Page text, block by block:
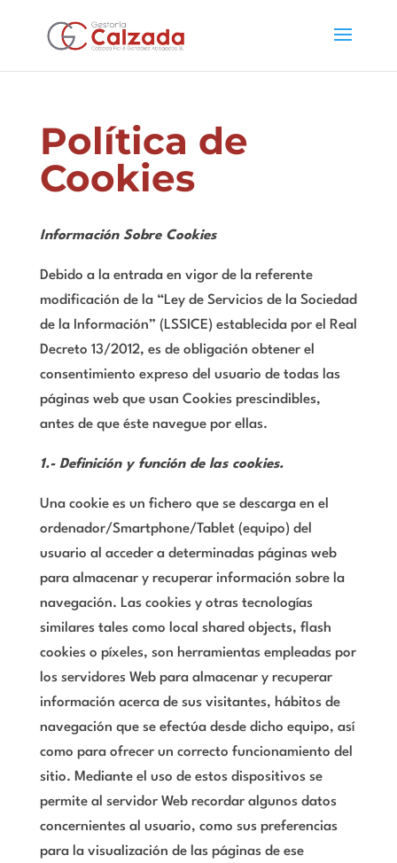
Política de
Cookies
Información Sobre Cookies
Debido a la entrada en vigor de la referente
modificación de la “Ley de Servicios de la Sociedad
de la Información” (LSSICE) establecida por el Real
Decreto 13/2012, es de obligación obtener el
consentimiento expreso del usuario de todas las
páginas web que usan Cookies prescindibles,
antes de que éste navegue por ellas.
1.- Definición y función de las cookies.
Una cookie es un fichero que se descarga en el
ordenador/Smartphone/Tablet (equipo) del
usuario al acceder a determinadas páginas web
para almacenar y recuperar información sobre la
navegación. Las cookies y otras tecnologías
similares tales como local shared objects, flash
cookies o píxeles, son herramientas empleadas por
los servidores Web para almacenar y recuperar
información acerca de sus visitantes, hábitos de
navegación que se efectúa desde dicho equipo, así
como para ofrecer un correcto funcionamiento del
sitio. Mediante el uso de estos dispositivos se
permite al servidor Web recordar algunos datos
concernientes al usuario, como sus preferencias
para la visualización de las páginas de ese